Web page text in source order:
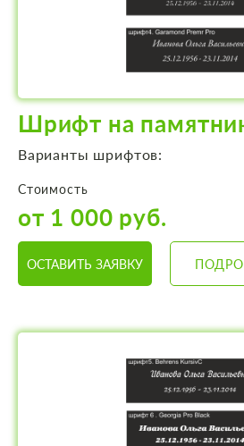
Шрифт на
Варианты шрифтов:
Стоимость
от 1 000 руб.
ОСТАВИТЬ ЗАЯВКУ